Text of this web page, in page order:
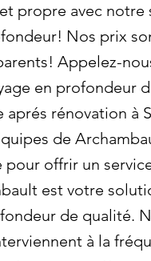
propre avec notre
Nos prix
Appelez-
en profondeur
rénovation à
de
pour offrir un
est votre
de qualité.
à la